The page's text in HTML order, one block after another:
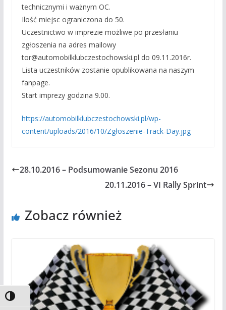
Toggle High Contrast
technicznymi i ważnym OC.
Ilość miejsc ograniczona do 50.
Uczestnictwo w imprezie możliwe po przesłaniu
zgłoszenia na adres mailowy
tor@automobilklubczestochowski.pl do 09.11.2016r.
Lista uczestników zostanie opublikowana na naszym
fanpage.
Start imprezy godzina 9.00.
https://automobilklubczestochowski.pl/wp-
content/uploads/2016/10/Zgłoszenie-Track-Day.jpg
28.10.2016 – Podsumowanie Sezonu 2016
20.11.2016 – VI Rally Sprint
Zobacz również